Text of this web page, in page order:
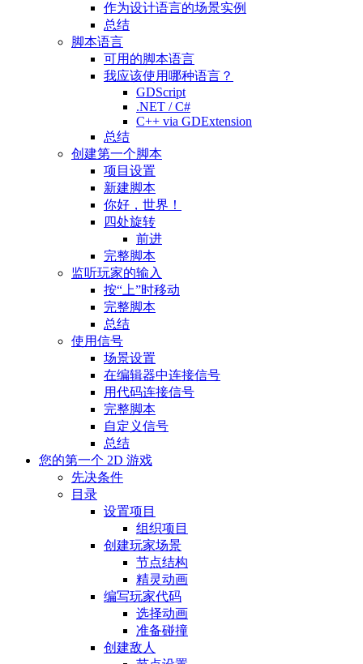
作为设计语言的场景实例
总结
脚本语言
可用的脚本语言
我应该使用哪种语言？
GDScript
.NET / C#
C++ via GDExtension
总结
创建第一个脚本
项目设置
新建脚本
你好，世界！
四处旋转
前进
完整脚本
监听玩家的输入
按“上”时移动
完整脚本
总结
使用信号
场景设置
在编辑器中连接信号
用代码连接信号
完整脚本
自定义信号
总结
您的第一个 2D 游戏
先决条件
目录
设置项目
组织项目
创建玩家场景
节点结构
精灵动画
编写玩家代码
选择动画
准备碰撞
创建敌人